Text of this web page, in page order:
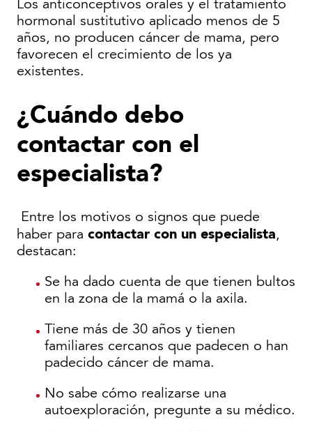
Los anticonceptivos orales y el tratamiento
hormonal sustitutivo aplicado menos de 5
años, no producen cáncer de mama, pero
favorecen el crecimiento de los ya
existentes.
¿Cuándo debo
contactar con el
especialista?
Entre los motivos o signos que puede
haber para contactar con un especialista,
destacan:
Se ha dado cuenta de que tienen bultos
en la zona de la mamá o la axila.
Tiene más de 30 años y tienen
familiares cercanos que padecen o han
padecido cáncer de mama.
No sabe cómo realizarse una
autoexploración, pregunte a su médico.